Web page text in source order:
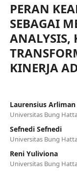
PERAN
SEBAGAI
ANALYSIS,
KINERJA
Laurensius Arliman
Universitas Bung
Sefnedi Sefnedi
Universitas Bung
Reni Yuliviona
Universitas Bung